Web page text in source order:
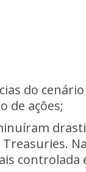
do
de ações;
Na
controlada